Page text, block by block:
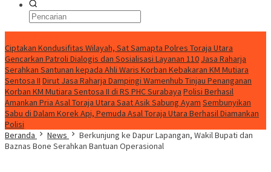
Ciptakan Kondusifitas Wilayah, Sat Samapta Polres Toraja Utara
Gencarkan Patroli Dialogis dan Sosialisasi Layanan 110 Jasa Raharja
Serahkan Santunan kepada Ahli Waris Korban Kebakaran KM Mutiara
Sentosa II Dirut Jasa Raharja Dampingi Wamenhub Tinjau Penanganan
Korban KM Mutiara Sentosa II di RS PHC Surabaya Polisi Berhasil
Amankan Pria Asal Toraja Utara Saat Asik Sabung Ayam Sembunyikan
Sabu di Dalam Korek Api, Pemuda Asal Toraja Utara Berhasil Diamankan
Polisi
Beranda
News
Berkunjung ke Dapur Lapangan, Wakil Bupati dan
Baznas Bone Serahkan Bantuan Operasional